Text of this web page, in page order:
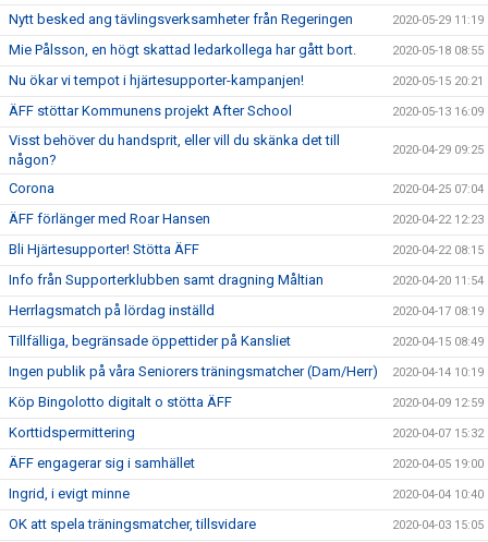
Nytt besked ang tävlingsverksamheter från Regeringen 2020-05-29 11:19
Mie Pålsson, en högt skattad ledarkollega har gått bort. 2020-05-18 08:55
Nu ökar vi tempot i hjärtesupporter-kampanjen! 2020-05-15 20:21
ÄFF stöttar Kommunens projekt After School 2020-05-13 16:09
Visst behöver du handsprit, eller vill du skänka det till
någon?
2020-04-29 09:25
Corona 2020-04-25 07:04
ÄFF förlänger med Roar Hansen 2020-04-22 12:23
Bli Hjärtesupporter! Stötta ÄFF 2020-04-22 08:15
Info från Supporterklubben samt dragning Måltian 2020-04-20 11:54
Herrlagsmatch på lördag inställd 2020-04-17 08:19
Tillfälliga, begränsade öppettider på Kansliet 2020-04-15 08:49
Ingen publik på våra Seniorers träningsmatcher (Dam/Herr) 2020-04-14 10:19
Köp Bingolotto digitalt o stötta ÄFF 2020-04-09 12:59
Korttidspermittering 2020-04-07 15:32
ÄFF engagerar sig i samhället 2020-04-05 19:00
Ingrid, i evigt minne 2020-04-04 10:40
OK att spela träningsmatcher, tillsvidare 2020-04-03 15:05